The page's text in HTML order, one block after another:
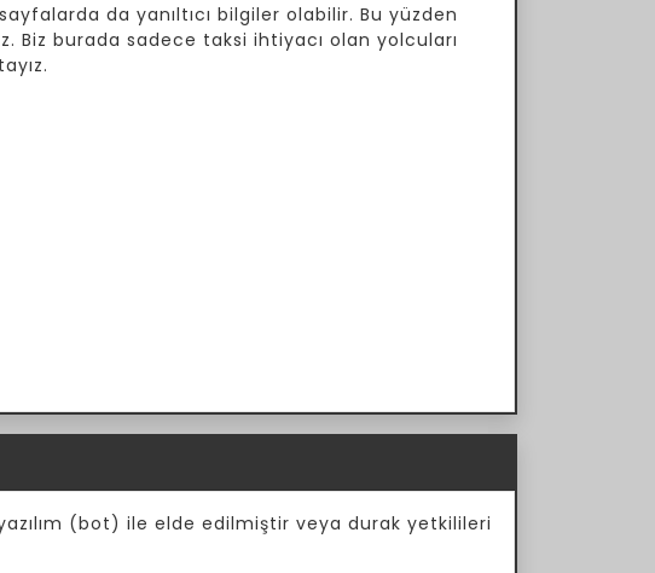
da yanıltıcı bilgiler olabilir. Bu yüzden
Biz burada sadece taksi ihtiyacı olan yolcuları
(bot) ile elde edilmiştir veya durak yetkilileri